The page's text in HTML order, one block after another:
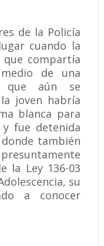
de la Policía
cuando la
compartía
de una
que aún se
joven habría
blanca para
fue detenida
también
la Ley 136-03
su
a conocer